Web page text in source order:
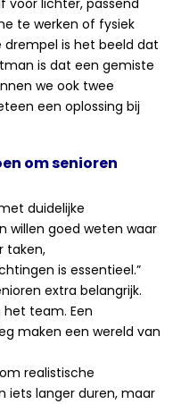
voor lichter, passend
te werken of fysiek
drempel is het beeld dat
is dat een gemiste
we ook twee
een oplossing bij
om senioren
duidelijke
willen goed weten waar
taken,
is essentieel.”
extra belangrijk.
het team. Een
maken een wereld van
realistische
iets langer duren, maar